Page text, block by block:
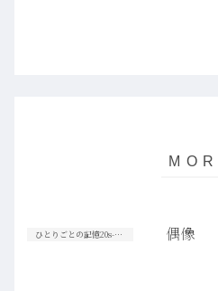
ひとりごとの記憶20s-30s 偶像